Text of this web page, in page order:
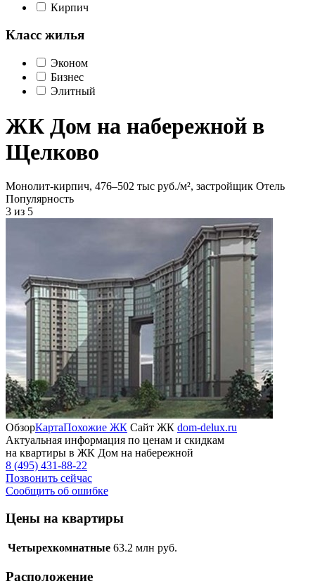
Кирпич
Класс жилья
Эконом
Бизнес
Элитный
ЖК Дом на набережной в
Щелково
Монолит-кирпич, 476‒502 тыс руб./м², застройщик Отель
Популярность
3 из 5
ОбзорКартаПохожие ЖК Сайт ЖК dom-delux.ru
Актуальная информация по ценам и скидкам
на квартиры в ЖК Дом на набережной
8 (495) 431-88-22
Позвонить сейчас
Сообщить об ошибке
Цены на квартиры
Четырехкомнатные 63.2 млн руб.
Расположение